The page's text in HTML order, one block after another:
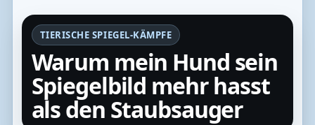
TIERISCHE SPIEGEL-KÄMPFE
Warum mein Hund sein
Spiegelbild mehr hasst
als den Staubsauger